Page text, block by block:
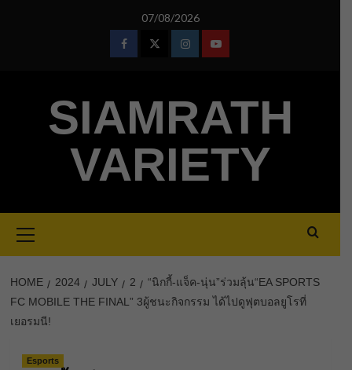
07/08/2026
FacebookTwitterInstagramYoutube
SIAMRATH
VARIETY
Menu
HOME 2024 JULY 2
“นิกกี้-แจ็ค-นุ่น”ร่วมลุ้น“EA SPORTS
FC MOBILE THE FINAL” 3ผู้ชนะกิจกรรม ได้ไปดูฟุตบอลยูโรที่
เยอรมนี!
Esports